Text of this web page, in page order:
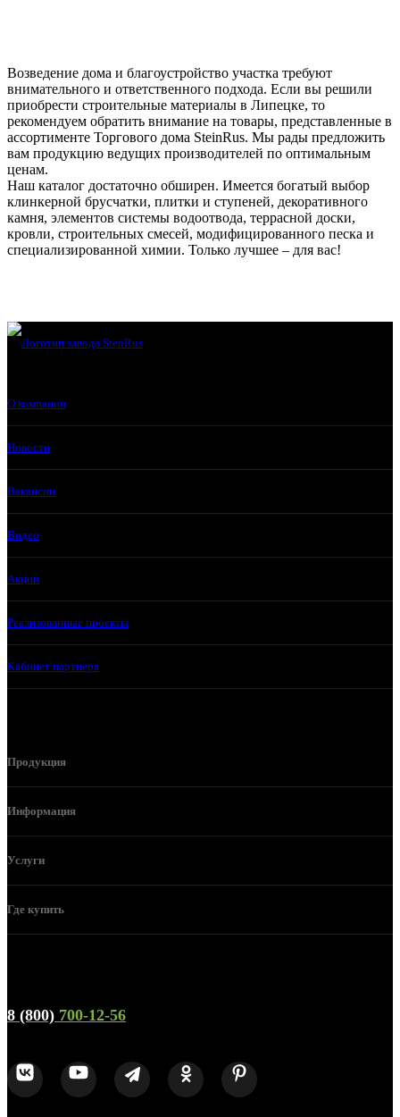
Возведение дома и благоустройство участка требуют
внимательного и ответственного подхода. Если вы решили
приобрести строительные материалы в Липецке, то
рекомендуем обратить внимание на товары, представленные в
ассортименте Торгового дома SteinRus. Мы рады предложить
вам продукцию ведущих производителей по оптимальным
ценам.
Наш каталог достаточно обширен. Имеется богатый выбор
клинкерной брусчатки, плитки и ступеней, декоративного
камня, элементов системы водоотвода, террасной доски,
кровли, строительных смесей, модифицированного песка и
специализированной химии. Только лучшее – для вас!
О компании
Новости
Вакансии
Видео
Акции
Реализованные проекты
Кабинет партнера
Продукция
Информация
Услуги
Где купить
8 (800) 700-12-56